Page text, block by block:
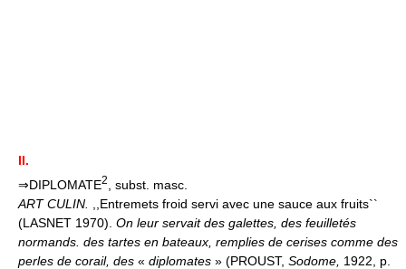
II.
⇒DIPLOMATE2
, subst. masc.
ART CULIN.
,,Entremets froid servi avec une sauce aux fruits``
(LASNET 1970). On leur servait des galettes, des feuilletés
normands. des tartes en bateaux, remplies de cerises comme des
perles de corail, des « diplomates » (PROUST, Sodome, 1922, p.